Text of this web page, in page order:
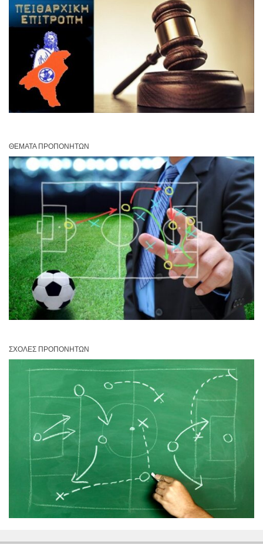
ΘΈΜΑΤΑ ΠΡΟΠΟΝΗΤΏΝ
ΣΧΟΛΈΣ ΠΡΟΠΟΝΗΤΏΝ